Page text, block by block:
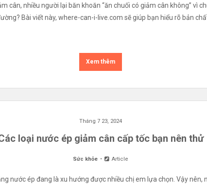
cân, nhiều người lại băn khoăn “ăn chuối có giảm cân không” vì
Bài viết này, where-can-i-live.com sẽ giúp bạn hiểu rõ bản
Xem thêm
Tháng 7 23, 2024
loại nước ép giảm cân cấp tốc bạn nên thử
Sức khỏe Article
nước ép đang là xu hướng được nhiều chị em lựa chọn. Vậy nên,